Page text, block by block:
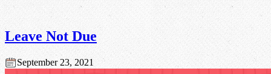
Leave Not Due
September 23, 2021